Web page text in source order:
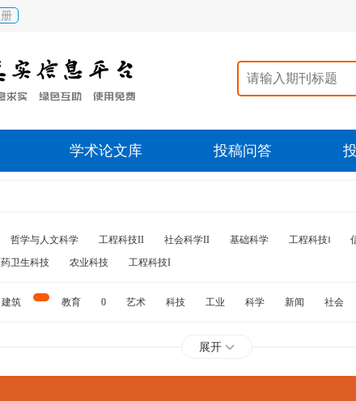
学术论文库 投稿问答
哲学与人文科学 工程科技II 社会科学II 基础科学 工程科技‖
药卫生科技 农业科技 工程科技I
建筑 教育 0 艺术 科技 工业 科学 新闻 社会
展开